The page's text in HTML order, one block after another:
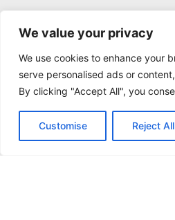
We value your privacy
We use cookies to enhance your
serve personalised ads or
By clicking "Accept All", you
Customise Reject All